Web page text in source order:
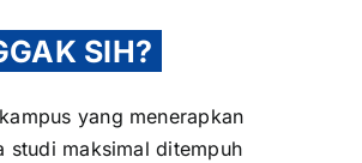
SIH?
yang menerapkan
studi maksimal ditempuh